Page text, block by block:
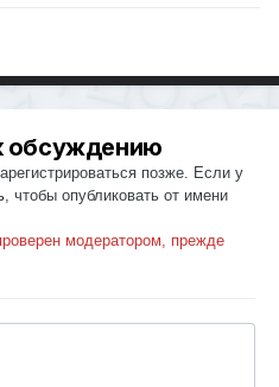
обсуждению
позже. Если у
, чтобы опубликовать от имени
модератором, прежде